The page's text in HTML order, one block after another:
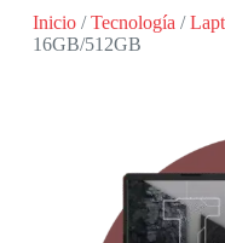
Inicio/Tecnología /
16GB/512GB